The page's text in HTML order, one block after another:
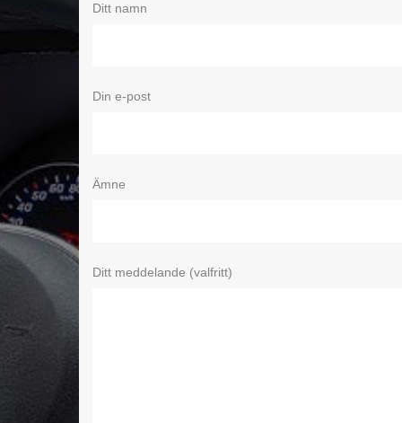
Ditt namn
Din e-post
Ämne
Ditt meddelande (valfritt)